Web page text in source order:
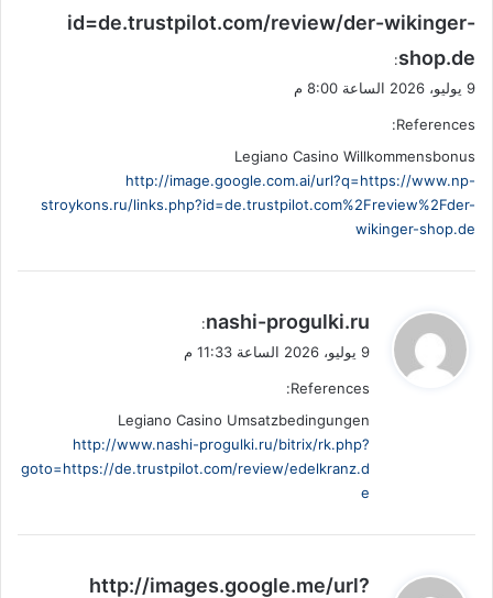
id=de.trustpilot.com/review/der-wikinger-
shop.de
:
9 يوليو، 2026 الساعة 8:00 م
References:
Legiano Casino Willkommensbonus
http://image.google.com.ai/url?q=https://www.np-
stroykons.ru/links.php?id=de.trustpilot.com%2Freview%2Fder-
wikinger-shop.de
ي
ل
nashi-progulki.ru
:
9 يوليو، 2026 الساعة 11:33 م
References:
Legiano Casino Umsatzbedingungen
http://www.nashi-progulki.ru/bitrix/rk.php?
goto=https://de.trustpilot.com/review/edelkranz.d
e
يhttp://images.google.me/url?